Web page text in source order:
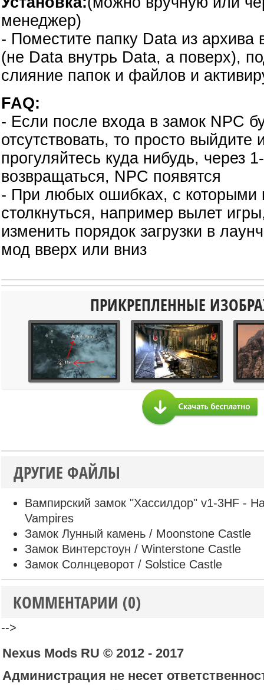
менеджер)
- Поместите папку Data из архива
(не Data внутрь Data, а поверх),
слияние папок и файлов и
FAQ:
- Если после входа в замок NPC
отсутствовать, то просто выйдите
прогуляйтесь куда нибудь, через
возвращаться, NPC появятся
- При любых ошибках, с которыми
столкнуться, например вылет
изменить порядок загрузки в
мод вверх или вниз
ПРИКРЕПЛЕННЫЕ
ДРУГИЕ ФАЙЛЫ
Вампирский замок "Хассилдор" v1-3HF -
Vampires
Замок Лунный камень / Moonstone Castle
Замок Винтерстоун / Winterstone Castle
Замок Солнцеворот / Solstice Castle
КОММЕНТАРИИ (0)
-->
Nexus Mods RU © 2012 - 2017
Администрация не несет